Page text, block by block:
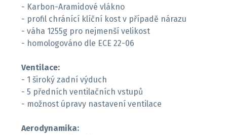
- Karbon-Aramidové vlákno
- profil chránící klíční kost v případě nárazu
- váha 1255g pro nejmenší velikost
- homologováno dle ECE 22-06
Ventilace:
- 1 široký zadní výduch
- 5 předních ventilačních vstupů
- možnost úpravy nastavení ventilace
Aerodynamika: